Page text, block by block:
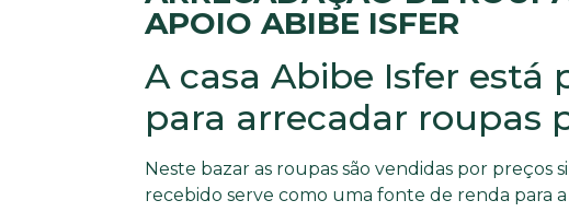
APOIO ABIBE ISFER
A casa Abibe Isfer está
para arrecadar roupas
Neste bazar as roupas são vendidas por preços
recebido serve como uma fonte de renda para a